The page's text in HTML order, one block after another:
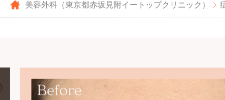
美容外科（東京都赤坂見附イートップクリニック）